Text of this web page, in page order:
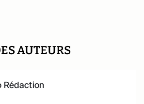
AUTEURS
Rédaction